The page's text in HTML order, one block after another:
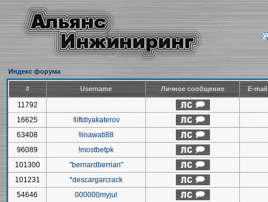
Индекс форума
# Username Личное сообщение E-
11792
16625
!liftdlyakaterov
63408
!linawati88
96089
!mostbetpk
101300
"bernardberrian"
101231
*descargarcrack
54646
000000myjul